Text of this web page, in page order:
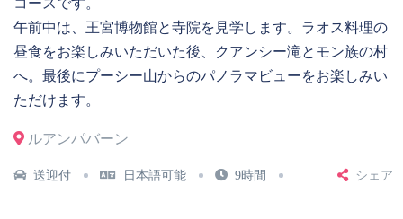
午前中は、王宮博物館と寺院を見学します。ラオス料理の
昼食をお楽しみいただいた後、クアンシー滝とモン族の村
へ。最後にプーシー山からのパノラマビューをお楽しみい
ただけます。
ルアンパバーン
送迎付 日本語可能 9時間 シェア